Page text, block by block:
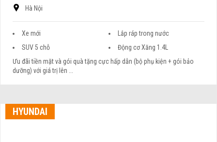
Hà Nội
Xe mới
Lắp ráp trong nước
SUV 5 chỗ
Động cơ Xăng 1.4L
Ưu đãi tiền mặt và gói quà tặng cực hấp dẫn (bộ phụ kiện + gói bảo
dưỡng) với giá trị lên ...
HYUNDAI